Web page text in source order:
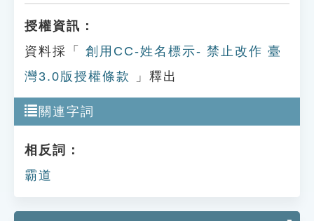
授權資訊：
資料採「
創用CC-姓名標示- 禁止改作 臺
灣3.0版授權條款
」釋出
關連字詞
相反詞：
霸道